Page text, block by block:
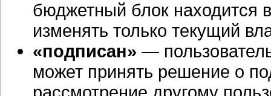
бюджетный блок находится
изменять только текущий
«подписан» —
может принять решение о